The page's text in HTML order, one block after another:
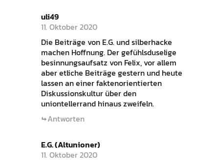
uli49
11. Oktober 2020
Die Beiträge von E.G. und silberhacke
machen Hoffnung. Der gefühlsduselige
besinnungsaufsatz von Felix, vor allem
aber etliche Beiträge gestern und heute
lassen an einer faktenorientierten
Diskussionskultur über den
uniontellerrand hinaus zweifeln.
Antworten
E.G. (Altunioner)
11. Oktober 2020